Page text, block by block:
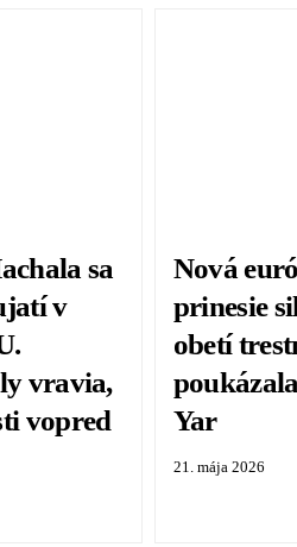
sa
v
vravia,
vopred
Nová
prinesie
obetí
Yar
21. mája 2026